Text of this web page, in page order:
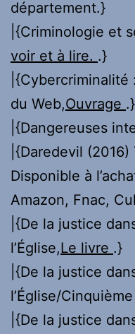
département.}
|{Criminologie et
voir et à lire. .}
|{Cybercriminalité
du Web,Ouvrage .}
|{Dangereuses
|{Daredevil (2016)
Disponible à
Amazon, Fnac,
|{De la justice
l’Église,Le livre .}
|{De la justice
l’Église/
|{De la justice